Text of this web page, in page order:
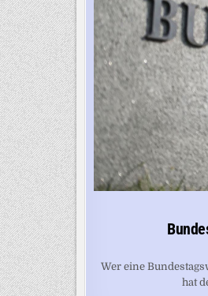
Wer eine
hat